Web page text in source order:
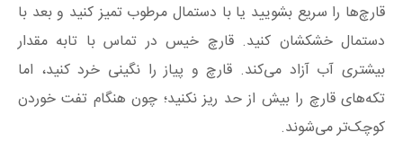
قارچ‌ها را سریع بشویید یا با دستمال مرطوب تمیز کنید و بعد با
دستمال خشکشان کنید. قارچ خیس در تماس با تابه مقدار
بیشتری آب آزاد می‌کند. قارچ و پیاز را نگینی خرد کنید، اما
تکه‌های قارچ را بیش از حد ریز نکنید؛ چون هنگام تفت خوردن
کوچک‌تر می‌شوند.